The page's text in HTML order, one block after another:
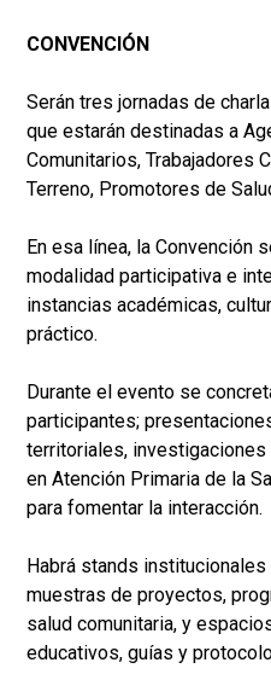
CONVENCIÓN
Serán tres jornadas de
que estarán destinadas a
Comunitarios, Trabajadores
Terreno, Promotores de
En esa línea, la Convención
modalidad participativa e
instancias académicas,
práctico.
Durante el evento se
participantes;
territoriales,
en Atención Primaria de la
para fomentar la interacción.
Habrá stands
muestras de proyectos,
salud comunitaria, y
educativos, guías y